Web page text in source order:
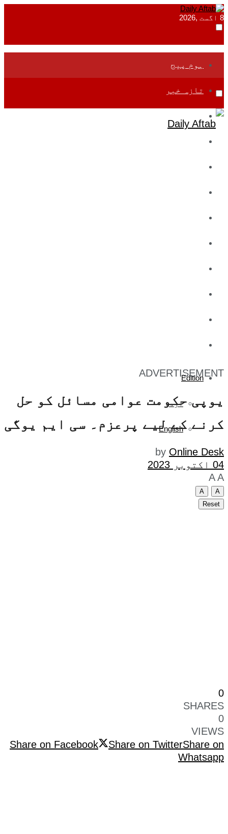
8 اگست ,2026
ہوم پیج
تازہ خبر
Edition
اردو
English
ADVERTISEMENT
یوپی حکومت عوامی مسائل کو حل
کرنے کے لیے پرعزم۔ سی ایم یوگی
by Online Desk
04 اکتوبر 2023
A A
A
A
Reset
0
SHARES
0
VIEWS
Share on Facebook
Share on TwitterShare on
Whatsapp